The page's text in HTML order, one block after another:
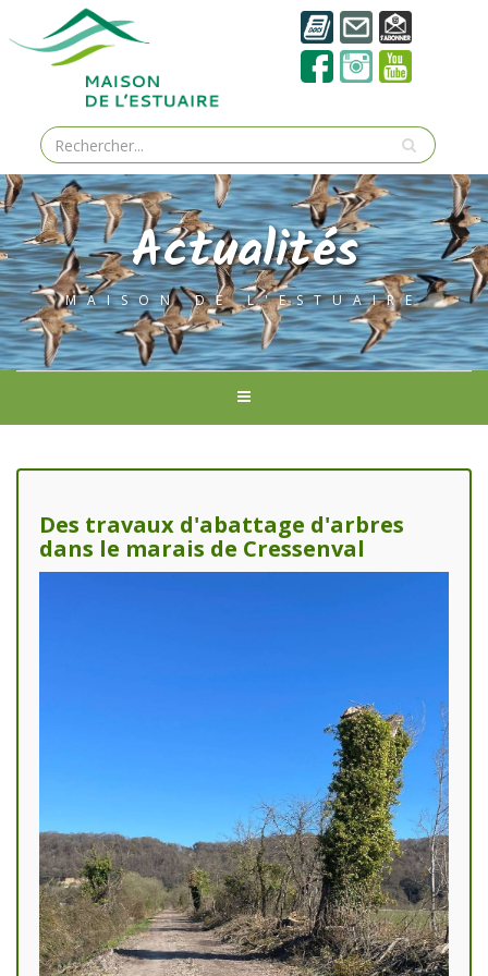
Actualités
MAISON DE L'ESTUAIRE
Des travaux d'abattage d'arbres
dans le marais de Cressenval